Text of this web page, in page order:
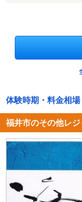
体験時期・料金相
福井市のその他レ